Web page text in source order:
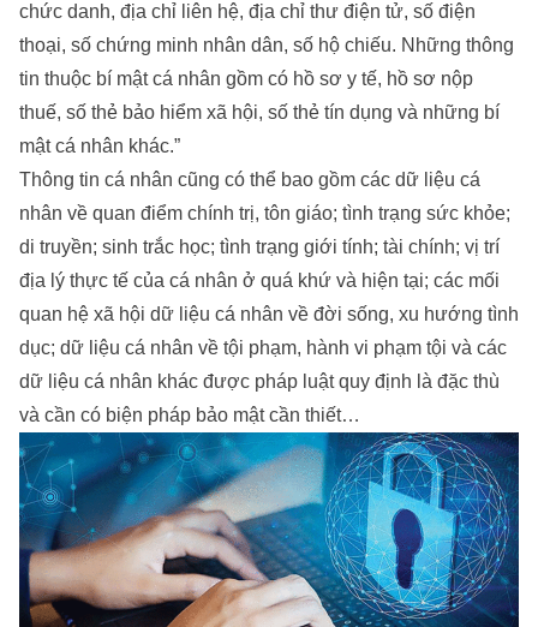
chức danh, địa chỉ liên hệ, địa chỉ thư điện tử, số điện
thoại, số chứng minh nhân dân, số hộ chiếu. Những thông
tin thuộc bí mật cá nhân gồm có hồ sơ y tế, hồ sơ nộp
thuế, số thẻ bảo hiểm xã hội, số thẻ tín dụng và những bí
mật cá nhân khác.”
Thông tin cá nhân cũng có thể bao gồm các dữ liệu cá
nhân về quan điểm chính trị, tôn giáo; tình trạng sức khỏe;
di truyền; sinh trắc học; tình trạng giới tính; tài chính; vị trí
địa lý thực tế của cá nhân ở quá khứ và hiện tại; các mối
quan hệ xã hội dữ liệu cá nhân về đời sống, xu hướng tình
dục; dữ liệu cá nhân về tội phạm, hành vi phạm tội và các
dữ liệu cá nhân khác được pháp luật quy định là đặc thù
và cần có biện pháp bảo mật cần thiết…